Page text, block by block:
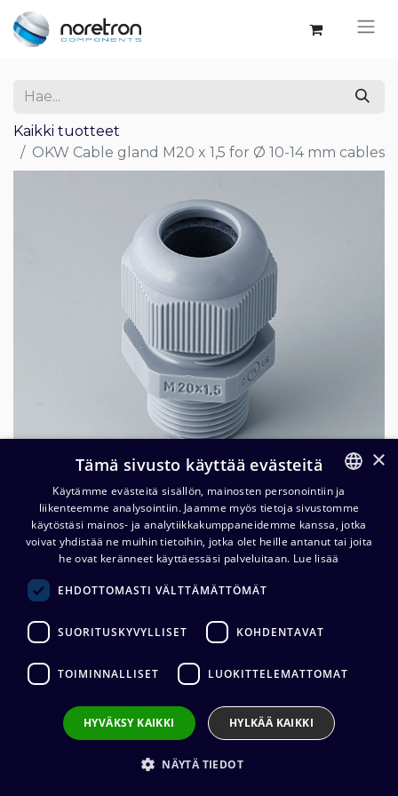
Kaikki tuotteet
OKW Cable gland M20 x 1,5 for Ø 10-14 mm cables
OKW Cable gland M20 x 1,5 for
Ø 10-14 mm cables
2,54
Lisää ostoskoriin
FINNISH
ENGLISH
×
Tämä sivusto käyttää evästeitä
Käytämme evästeitä sisällön, mainosten personointiin ja
liikenteemme analysointiin. Jaamme myös tietoja sivustomme
käytöstäsi mainos- ja analytiikkakumppaneidemme kanssa, jotka
voivat yhdistää ne muihin tietoihin, jotka olet heille antanut tai joita
he ovat keränneet käyttäessäsi palveluitaan. Lue lisää
EHDOTTOMASTI VÄLTTÄMÄTTÖMÄT
SUORITUSKYVYLLISET KOHDENTAVAT
TOIMINNALLISET LUOKITTELEMATTOMAT
HYVÄKSY KAIKKI HYLKÄÄ KAIKKI
NÄYTÄ TIEDOT